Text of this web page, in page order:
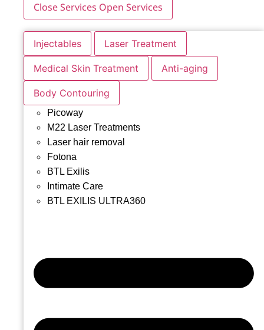
Close Services Open Services
Injectables Laser Treatment
Medical Skin Treatment Anti-aging
Body Contouring
Picoway
M22 Laser Treatments
Laser hair removal
Fotona
BTL Exilis
Intimate Care
BTL EXILIS ULTRA360